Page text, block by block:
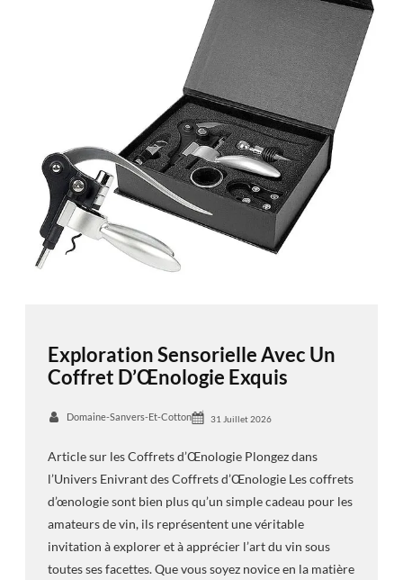
Exploration Sensorielle Avec Un
Coffret D’Œnologie Exquis
Domaine-Sanvers-Et-Cotton 31 Juillet 2026
Article sur les Coffrets d’Œnologie Plongez dans
l’Univers Enivrant des Coffrets d’Œnologie Les coffrets
d’œnologie sont bien plus qu’un simple cadeau pour les
amateurs de vin, ils représentent une véritable
invitation à explorer et à apprécier l’art du vin sous
toutes ses facettes. Que vous soyez novice en la matière